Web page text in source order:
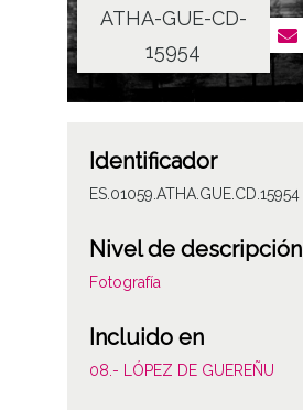
ATHA-GUE-CD-
15954
Identificador
ES.01059.ATHA.GUE.CD.15954
Nivel de descripción
Fotografía
Incluido en
08.- LÓPEZ DE GUEREÑU